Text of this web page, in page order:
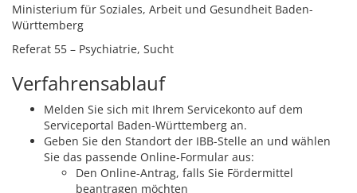
Ministerium für Soziales, Arbeit und Gesundheit Baden-
Württemberg
Referat 55 – Psychiatrie, Sucht
Verfahrensablauf
Melden Sie sich mit Ihrem Servicekonto auf dem
Serviceportal Baden-Württemberg an.
Geben Sie den Standort der IBB-Stelle an und wählen
Sie das passende Online-Formular aus:
Den Online-Antrag, falls Sie Fördermittel
beantragen möchten